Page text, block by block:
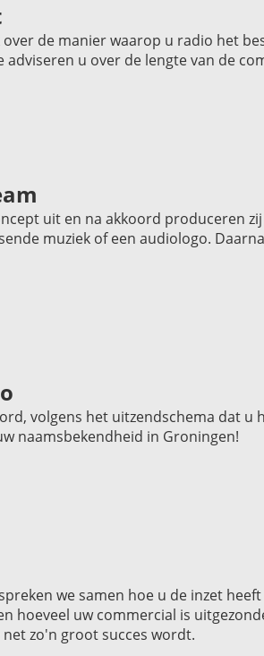
de manier waarop u radio het
u over de lengte van de
uit en na akkoord produceren
muziek of een audiologo.
volgens het uitzendschema dat
naamsbekendheid in Groningen!
we samen hoe u de inzet
hoeveel uw commercial is
zo'n groot succes wordt.